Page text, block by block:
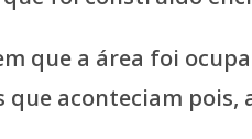
que a área foi
que aconteciam pois,